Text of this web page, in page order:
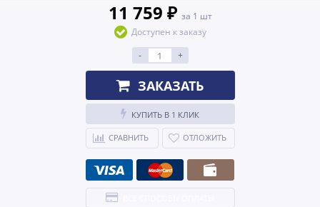
11 759 ₽ за 1 шт
Доступен к заказу
-
+
ЗАКАЗАТЬ
КУПИТЬ В 1 КЛИК
СРАВНИТЬ ОТЛОЖИТЬ